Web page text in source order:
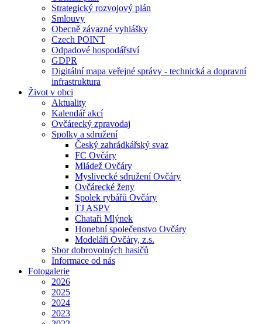
Strategický rozvojový plán
Smlouvy
Obecně závazné vyhlášky
Czech POINT
Odpadové hospodářství
GDPR
Digitální mapa veřejné správy - technická a dopravní
infrastruktura
Život v obci
Aktuality
Kalendář akcí
Ovčárecký zpravodaj
Spolky a sdružení
Český zahrádkářský svaz
FC Ovčáry
Mládež Ovčáry
Myslivecké sdružení Ovčáry
Ovčárecké ženy
Spolek rybářů Ovčáry
TJ ASPV
Chataři Mlýnek
Honební společenstvo Ovčáry
Modeláři Ovčáry, z.s.
Sbor dobrovolných hasičů
Informace od nás
Fotogalerie
2026
2025
2024
2023